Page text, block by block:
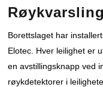
Borettslaget har
Elotec. Hver leilighet er
en avstillingsknapp ved
røykdetektorer i